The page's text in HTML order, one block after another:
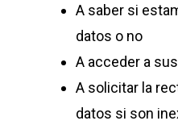
A saber si
datos o no
A acceder a
A solicitar la
datos si son